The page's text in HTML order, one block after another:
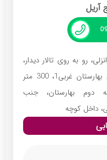
و داماد
نظیر دف و سنتور
آریل
رو به روی تالار دیدار،
جنب فرودگاه، خیابان بهارستان غربی1، 300 متر
دوم بهارستان، جنب
داخل کوچه